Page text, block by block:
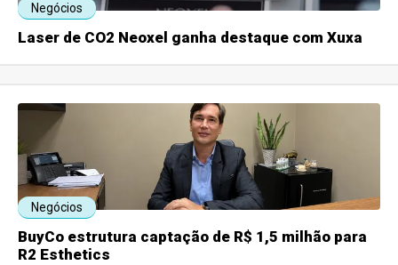
Negócios
Laser de CO2 Neoxel ganha destaque com Xuxa
Negócios
BuyCo estrutura captação de R$ 1,5 milhão para
R2 Esthetics